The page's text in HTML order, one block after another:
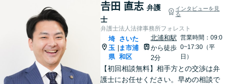
𠮷田 直志 弁護
士
インタビューを見
る
弁護士法人法律事務所フォレスト
埼
玉
県
さいた
ま市浦
和区
北浦和駅
から徒歩
2分
営業時間：09:0
0~17:30（平
日）
【初回相談無料】相手方との交渉は弁
護士にお任せください。早めの相談で